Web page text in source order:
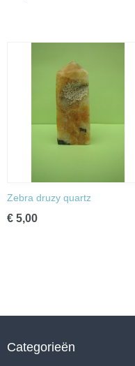
Zebra druzy quartz
€ 5,00
Categorieën